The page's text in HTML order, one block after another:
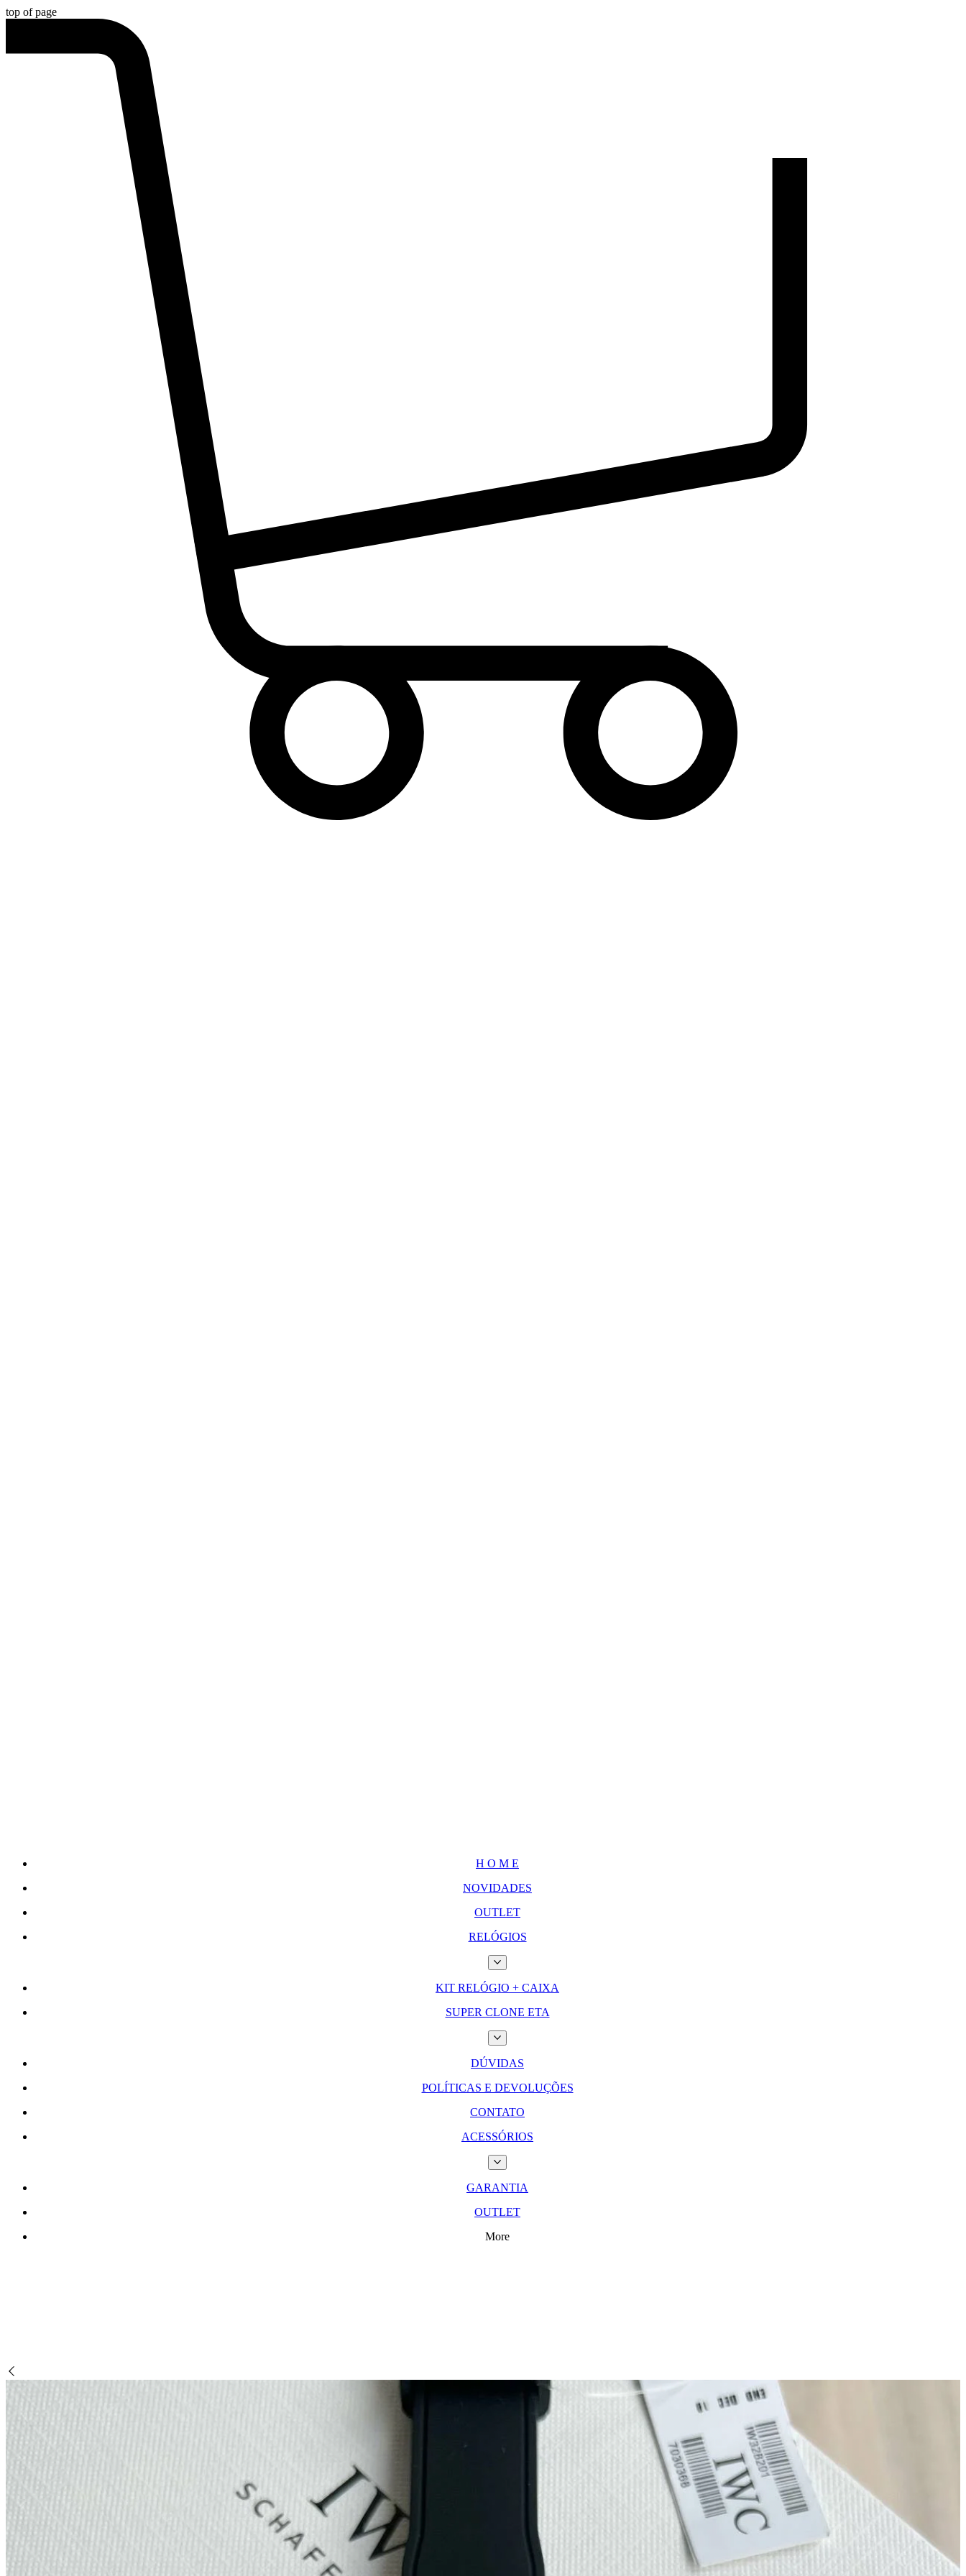
top of page
H O M E
NOVIDADES
OUTLET
RELÓGIOS
KIT RELÓGIO + CAIXA
SUPER CLONE ETA
DÚVIDAS
POLÍTICAS E DEVOLUÇÕES
CONTATO
ACESSÓRIOS
GARANTIA
OUTLET
More